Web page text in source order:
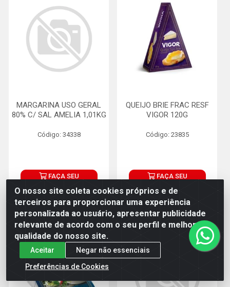
MARGARINA USO GERAL
80% C/ SAL AMELIA 1,01KG
Código: 34338
FAÇA SEU
QUEIJO BRIE FRAC RESF
VIGOR 120G
Código: 23835
FAÇA SEU
O nosso site coleta cookies próprios e de
terceiros para proporcionar uma experiência
personalizada ao usuário, apresentar publicidade
relevante de acordo com o seu perfil e melhorar a
qualidade do nosso site.
Aceitar
Negar não essenciais
Preferências de Cookies